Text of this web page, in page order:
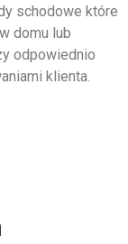
schodowe które
domu lub
odpowiednio
klienta.